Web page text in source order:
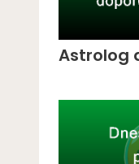
Astrolog